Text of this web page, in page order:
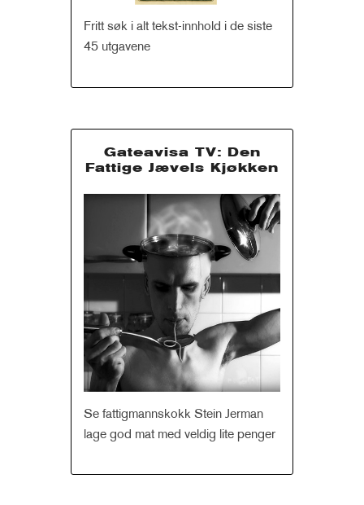
Fritt søk i alt tekst-innhold i de siste
45 utgavene
Gateavisa TV: Den
Fattige Jævels Kjøkken
Se fattigmannskokk Stein Jerman
lage god mat med veldig lite penger